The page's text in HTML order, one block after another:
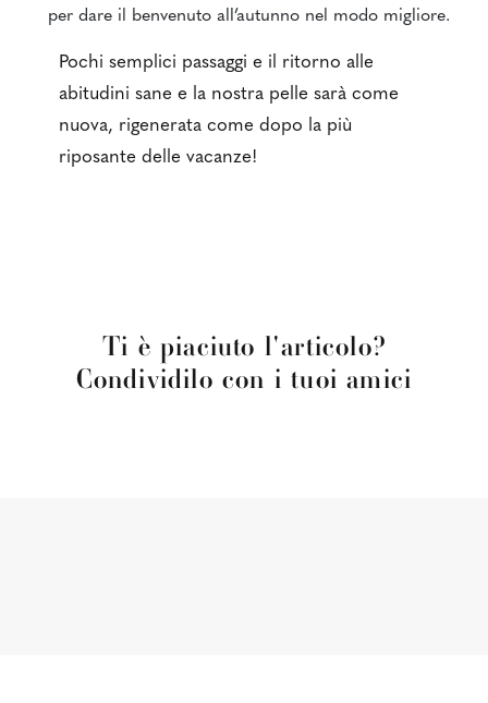
per dare il benvenuto all’autunno nel modo migliore.
Pochi semplici passaggi e il ritorno alle
abitudini sane e la nostra pelle sarà come
nuova, rigenerata come dopo la più
riposante delle vacanze!
Ti è piaciuto l'articolo?
Condividilo con i tuoi amici